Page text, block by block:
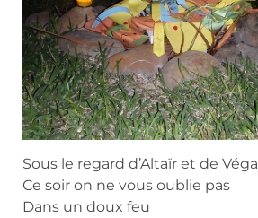
Sous le regard d’Altaïr et de Véga
Ce soir on ne vous oublie pas
Dans un doux feu